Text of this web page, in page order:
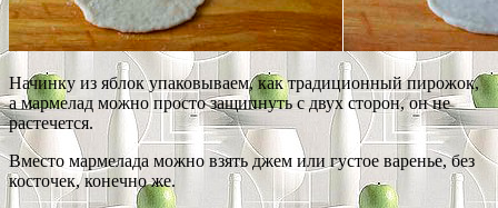
Начинку из яблок упаковываем, как традиционный пирожок,
а мармелад можно просто защипнуть с двух сторон, он не
растечется.
Вместо мармелада можно взять джем или густое варенье, без
косточек, конечно же.